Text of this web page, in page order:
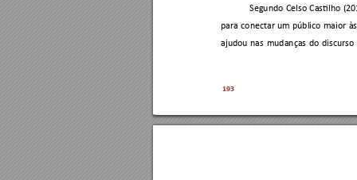
193
Segundo Celso Castilho
para conectar um público maior
ajudou nas mudanças do discurso